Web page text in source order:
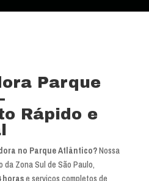
Parque
Rápido e
no Parque Atlântico?Nossa
Zona Sul de São Paulo,
horase serviços completos de